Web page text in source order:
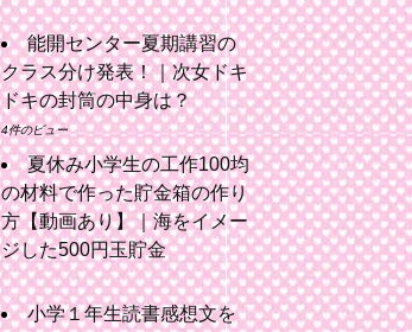
能開センター夏期講習の
クラス分け発表！｜次女ドキ
ドキの封筒の中身は？
4件のビュー
夏休み小学生の工作100均
の材料で作った貯金箱の作り
方【動画あり】｜海をイメー
ジした500円玉貯金
小学１年生読書感想文を